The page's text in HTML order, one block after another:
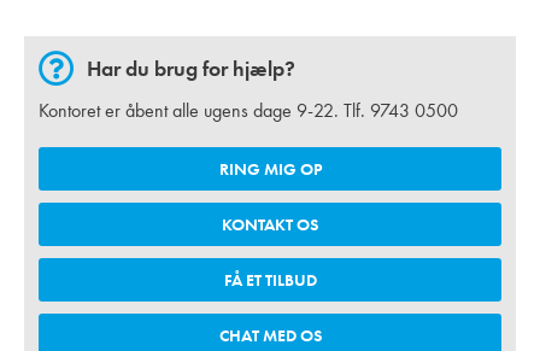
Har du brug for hjælp?
Kontoret er åbent alle ugens dage 9-22. Tlf. 9743 0500
RING MIG OP
KONTAKT OS
FÅ ET TILBUD
CHAT MED OS